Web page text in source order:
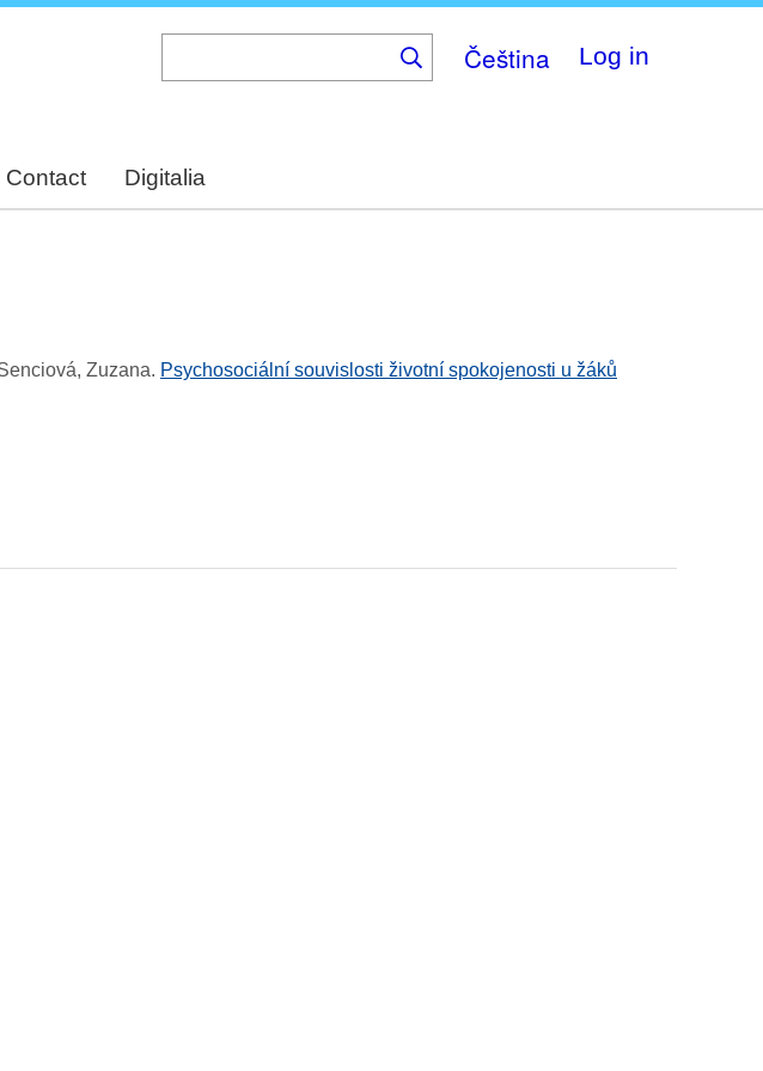
Čeština Log in
Contact Digitalia
Zuzana. Psychosociální souvislosti životní spokojenosti u žáků